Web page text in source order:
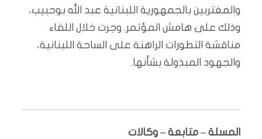
والمغتربين بالجمهورية اللبنانية عبد الله بوحبيب،
وذلك على هامش المؤتمر. وجرت خلال اللقاء
مناقشة التطورات الراهنة على الساحة اللبنانية،
والجهود المبذولة بشأنها.
المسلة – متابعة – وكالات